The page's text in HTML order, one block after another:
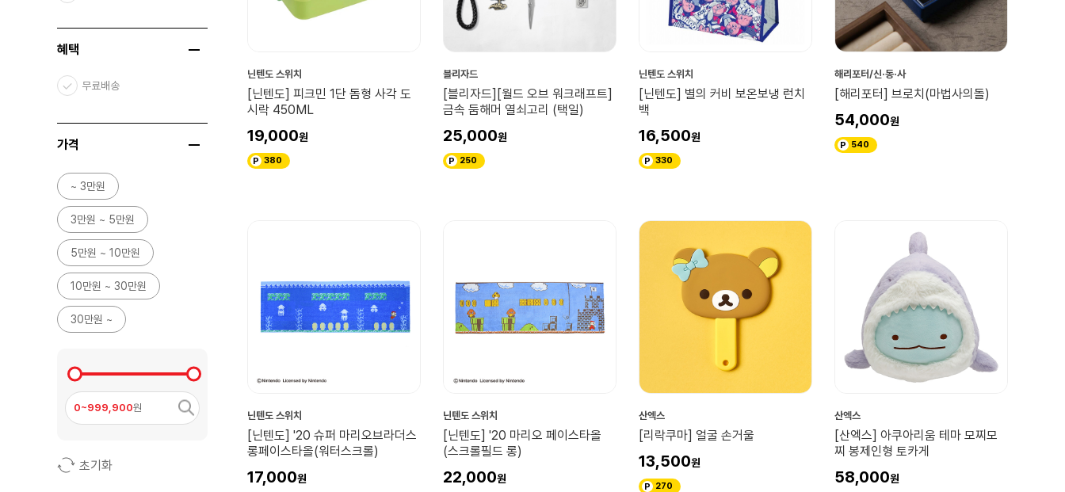
붉은돼지
담곰이
스타워즈
블리자드
주술회전
스퀘어 에닉스
해리포터/신·동·사
산엑스
코쿠리코 언덕에서
혜택
무료배송
가격
~ 3만원
3만원 ~ 5만원
5만원 ~ 10만원
10만원 ~ 30만원
30만원 ~
0~999,900원
초기화
닌텐도 스위치
[닌텐도] 피크민 1단 돔형 사각 도
시락 450ML
19,000
380
블리자드
[블리자드][월드 오브 워크래프트]
금속 둠해머 열쇠고리 (택일)
25,000
250
닌텐도 스위치
[닌텐도] 별의 커비 보온보냉 런치
백
16,500
330
해리포터/신·동·사
[해리포터] 브로치(마법사의돌)
54,000
540
닌텐도 스위치
[닌텐도] '20 슈퍼 마리오브라더스
롱페이스타올(워터스크롤)
17,000
닌텐도 스위치
[닌텐도] '20 마리오 페이스타올
(스크롤필드 롱)
22,000
산엑스
[리락쿠마] 얼굴 손거울
13,500
270
산엑스
[산엑스] 아쿠아리움 테마 모찌모
찌 봉제인형 토카게
58,000